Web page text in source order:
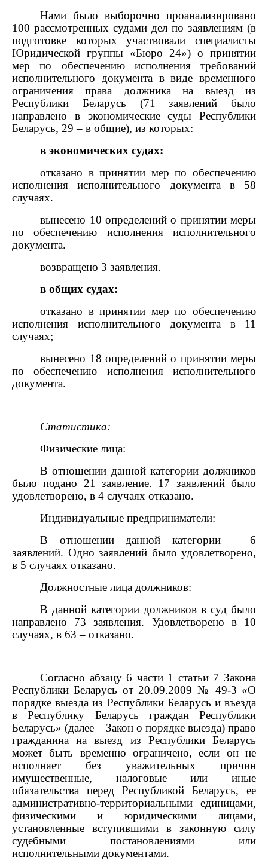
Нами было выборочно проанализировано
100 рассмотренных судами дел по заявлениям (в
подготовке которых участвовали специалисты
Юридической группы «Бюро 24») о принятии
мер по обеспечению исполнения требований
исполнительного документа в виде временного
ограничения права должника на выезд из
Республики Беларусь (71 заявлений было
направлено в экономические суды Республики
Беларусь, 29 – в общие), из которых:
в экономических судах:
отказано в принятии мер по обеспечению
исполнения исполнительного документа в 58
случаях.
вынесено 10 определений о принятии меры
по обеспечению исполнения исполнительного
документа.
возвращено 3 заявления.
в общих судах:
отказано в принятии мер по обеспечению
исполнения исполнительного документа в 11
случаях;
вынесено 18 определений о принятии меры
по обеспечению исполнения исполнительного
документа.
Статистика:
Физические лица:
В отношении данной категории должников
было подано 21 заявление. 17 заявлений было
удовлетворено, в 4 случаях отказано.
Индивидуальные предприниматели:
В отношении данной категории – 6
заявлений. Одно заявлений было удовлетворено,
в 5 случаях отказано.
Должностные лица должников:
В данной категории должников в суд было
направлено 73 заявления. Удовлетворено в 10
случаях, в 63 – отказано.
Согласно абзацу 6 части 1 статьи 7 Закона
Республики Беларусь от 20.09.2009 № 49-3 «О
порядке выезда из Республики Беларусь и въезда
в Республику Беларусь граждан Республики
Беларусь» (далее – Закон о порядке выезда) право
гражданина на выезд из Республики Беларусь
может быть временно ограничено, если он не
исполняет без уважительных причин
имущественные, налоговые или иные
обязательства перед Республикой Беларусь, ее
административно-территориальными единицами,
физическими и юридическими лицами,
установленные вступившими в законную силу
судебными постановлениями или
исполнительными документами.